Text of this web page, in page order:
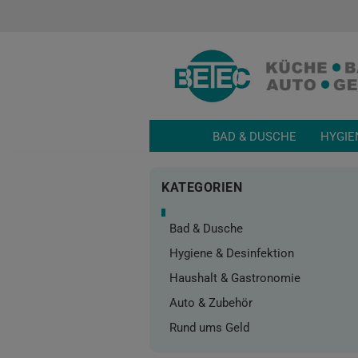
BAD & DUSCHE
KATEGORIEN
Bad & Dusche
Hygiene & Desinfektion
Haushalt & Gastronomie
Auto & Zubehör
Rund ums Geld